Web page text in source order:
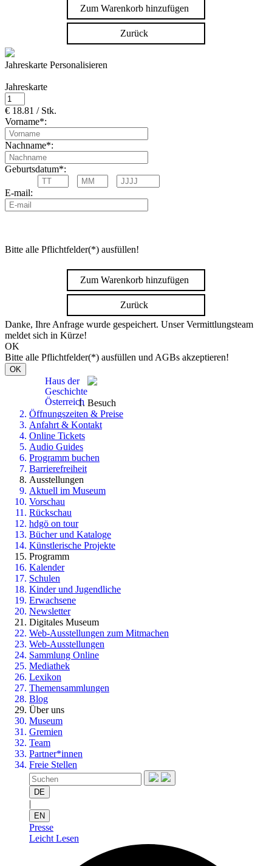
Zum Warenkorb hinzufügen
Zurück
Jahreskarte Personalisieren
Jahreskarte
€ 18.81 / Stk.
Vorname*:
Nachname*:
Geburtsdatum*:
E-mail:
Bitte alle Pflichtfelder(*) ausfüllen!
Zum Warenkorb hinzufügen
Zurück
Danke, Ihre Anfrage wurde gespeichert. Unser Vermittlungsteam
meldet sich in Kürze!
OK
Bitte alle Pflichtfelder(*) ausfüllen und AGBs akzeptieren!
OK
Haus der
Geschichte
Österreich Besuch
Öffnungszeiten & Preise
Anfahrt & Kontakt
Online Tickets
Audio Guides
Programm buchen
Barrierefreiheit
Ausstellungen
Aktuell im Museum
Vorschau
Rückschau
hdgö on tour
Bücher und Kataloge
Künstlerische Projekte
Programm
Kalender
Schulen
Kinder und Jugendliche
Erwachsene
Newsletter
Digitales Museum
Web-Ausstellungen zum Mitmachen
Web-Ausstellungen
Sammlung Online
Mediathek
Lexikon
Themensammlungen
Blog
Über uns
Museum
Gremien
Team
Partner*innen
Freie Stellen
DE
|
EN
Presse
Leicht Lesen